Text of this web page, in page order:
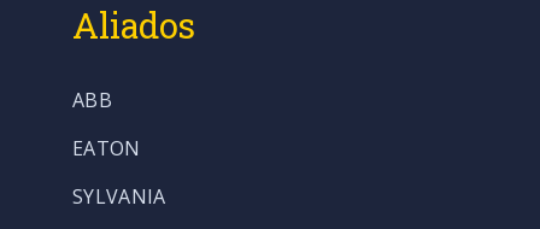
Aliados
ABB
EATON
SYLVANIA